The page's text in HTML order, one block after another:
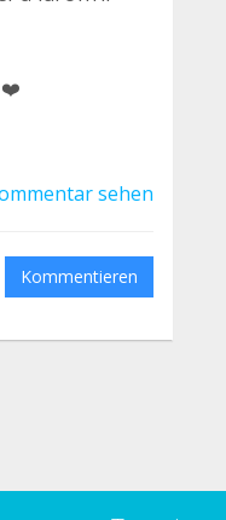
❤️
sehen
Kommentieren